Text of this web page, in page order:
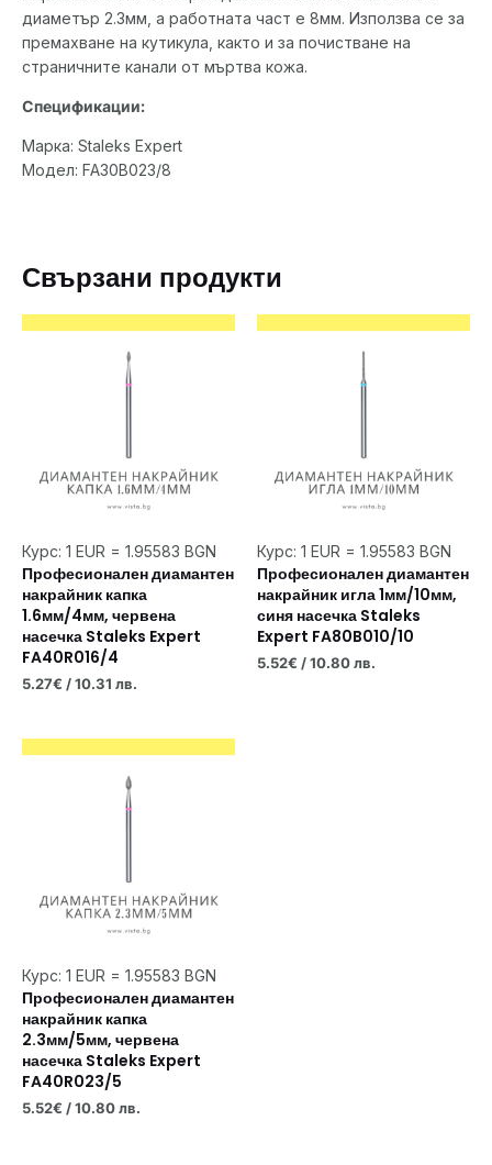
диаметър 2.3мм, а работната част е 8мм. Използва се за
премахване на кутикула, както и за почистване на
страничните канали от мъртва кожа.
Спецификации:
Марка: Staleks Expert
Модел: FA30B023/8
Свързани продукти
Курс: 1 EUR = 1.95583 BGN
Професионален диамантен
накрайник капка
1.6мм/4мм, червена
насечка Staleks Expert
FA40R016/4
5.27€ / 10.31 лв.
Курс: 1 EUR = 1.95583 BGN
Професионален диамантен
накрайник игла 1мм/10мм,
синя насечка Staleks
Expert FA80B010/10
5.52€ / 10.80 лв.
Курс: 1 EUR = 1.95583 BGN
Професионален диамантен
накрайник капка
2.3мм/5мм, червена
насечка Staleks Expert
FA40R023/5
5.52€ / 10.80 лв.